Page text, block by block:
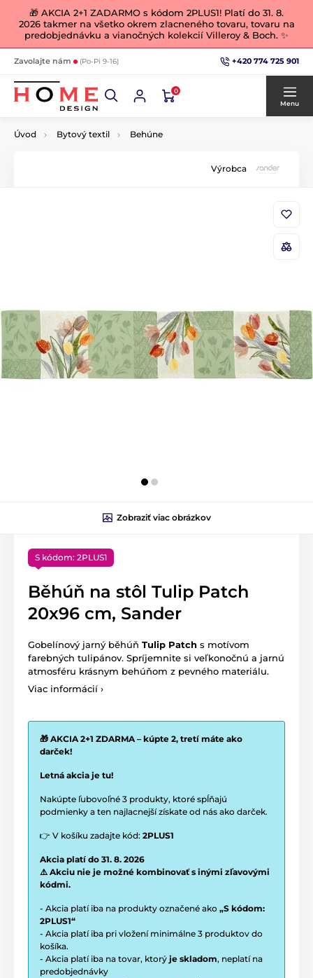
🎁 AKCIA 2+1 ZADARMO s kódom 2PLUS1! Platí do 31. 8.
2026 takmer na všetko okrem zlacneného tovaru, tovaru na
predobjednávku a vianočných kolekcií Villeroy & Boch. ✨
Zavolajte nám (Po-Pi 9-16) +420 774 725 901
0
Menu
Úvod Bytový textil Behúne
Výrobca
Zobraziť viac obrázkov
S kódom: 2PLUS1
Běhúň na stôl Tulip Patch
20x96 cm, Sander
Gobelínový jarný běhúň Tulip Patch s motívom
farebných tulipánov. Spríjemnite si veľkonočnú a jarnú
atmosféru krásnym behúňom z pevného materiálu.
Viac informácií ›
🎁 AKCIA 2+1 ZDARMA – kúpte 2, tretí máte ako
darček!
Letná akcia je tu!
Nakúpte ľubovoľné 3 produkty, ktoré spĺňajú
podmienky a ten najlacnejší získate od nás ako darček.
👉 V košíku zadajte kód: 2PLUS1
Akcia platí do 31. 8. 2026
⚠️ Akciu nie je možné kombinovať s inými zľavovými
kódmi.
- Akcia platí iba na produkty označené ako „S kódom:
2PLUS1“
- Akcia platí iba pri vložení minimálne 3 produktov do
košíka.
- Akcia platí iba na tovar, ktorý je skladom, neplatí na
predobjednávky